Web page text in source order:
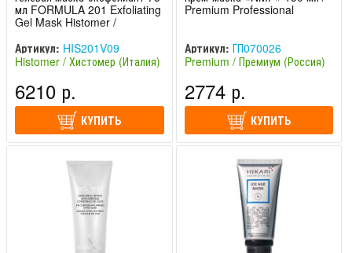
мл FORMULA 201 Exfoliating
Gel Mask Histomer /
Хистомер
Артикул: HIS201V09
Histomer / Хистомер (Италия)
6210 р.
КУПИТЬ
Premium Professional
Артикул: ГП070026
Premium / Премиум (Россия)
2774 р.
КУПИТЬ